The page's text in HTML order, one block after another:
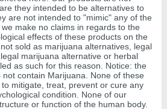
they intended to be alternatives to
are not intended to "mimic" any of the
make no claims in regards to the
effects of these products on the
sold as marijuana alternatives, legal
marijuana alternative or herbal
as such for this reason. Notice: the
contain Marijuana. None of these
mitigate, treat, prevent or cure any
condition. None of our
or function of the human body.